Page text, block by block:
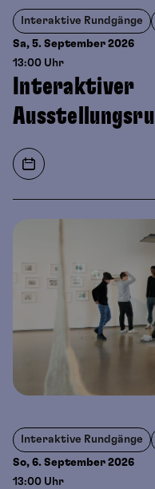
Interaktive Rundgänge
Sa, 5. September 2026
13:00 Uhr
Interaktiver
Interaktive Rundgänge
So, 6. September 2026
13:00 Uhr